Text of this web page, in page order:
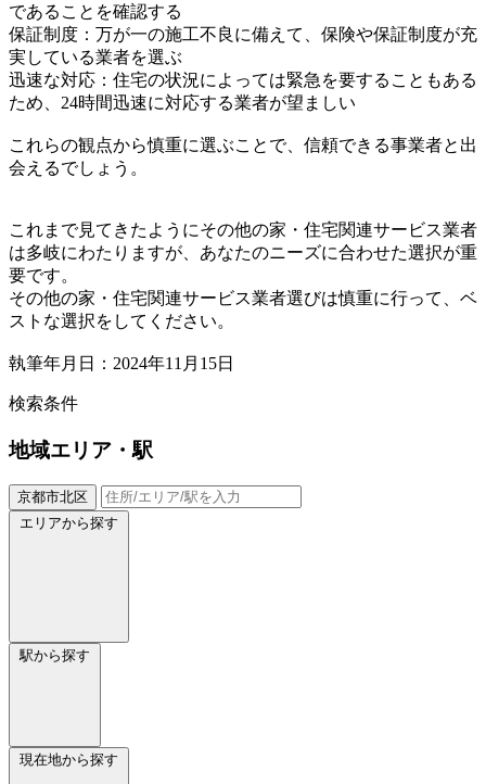
であることを確認する
保証制度：万が一の施工不良に備えて、保険や保証制度が充
実している業者を選ぶ
迅速な対応：住宅の状況によっては緊急を要することもある
ため、24時間迅速に対応する業者が望ましい
これらの観点から慎重に選ぶことで、信頼できる事業者と出
会えるでしょう。
これまで見てきたようにその他の家・住宅関連サービス業者
は多岐にわたりますが、あなたのニーズに合わせた選択が重
要です。
その他の家・住宅関連サービス業者選びは慎重に行って、ベ
ストな選択をしてください。
執筆年月日：2024年11月15日
検索条件
地域エリア・駅
京都市北区
エリアから探す
駅から探す
現在地から探す